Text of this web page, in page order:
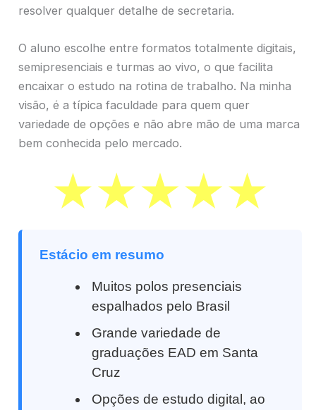
resolver qualquer detalhe de secretaria.
O aluno escolhe entre formatos totalmente digitais,
semipresenciais e turmas ao vivo, o que facilita
encaixar o estudo na rotina de trabalho. Na minha
visão, é a típica faculdade para quem quer
variedade de opções e não abre mão de uma marca
bem conhecida pelo mercado.
Estácio em resumo
Muitos polos presenciais
espalhados pelo Brasil
Grande variedade de
graduações EAD em Santa
Cruz
Opções de estudo digital, ao